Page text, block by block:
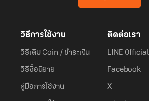
วิธีการใช้งาน
วิธีเติม Coin / ชำระเงิน
วิธีซื้อนิยาย
คู่มือการใช้งาน
ติดต่อเรา
LINE Official
Facebook
X